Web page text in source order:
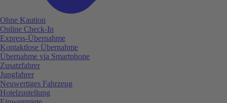
Ohne Kaution
Online Check-In
Express-Übernahme
Kontaktlose Übernahme
Übernahme via Smartphone
Zusatzfahrer
Jungfahrer
Neuwertiges Fahrzeug
Hotelzustellung